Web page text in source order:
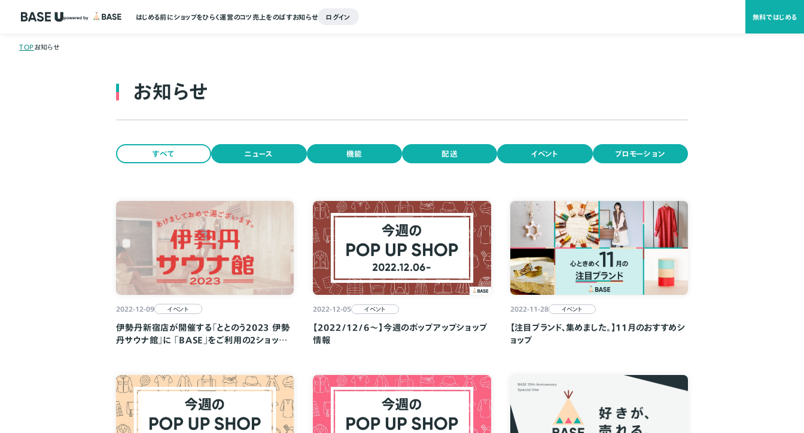
はじめる前にショップをひらく運営のコツ売上をのばすお知らせ ログイン 無料ではじめる
TOPお知らせ
お知らせ
すべて ニュース 機能 配送 イベント プロモーション
2022-12-09 イベント
伊勢丹新宿店が開催する「ととのう2023 伊勢
丹サウナ館」に 「BASE」をご利用の2ショップ
2022-12-05 イベント
【2022/12/6～】今週のポップアップショップ
情報
2022-11-28 イベント
【注目ブランド、集めました。】11月のおすすめシ
ョップ